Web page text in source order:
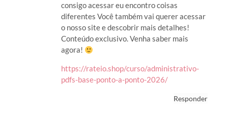
consigo acessar eu encontro coisas
diferentes Você também vai querer acessar
o nosso site e descobrir mais detalhes!
Conteúdo exclusivo. Venha saber mais
agora!
https://rateio.shop/curso/administrativo-
pdfs-base-ponto-a-ponto-2026/
Responder